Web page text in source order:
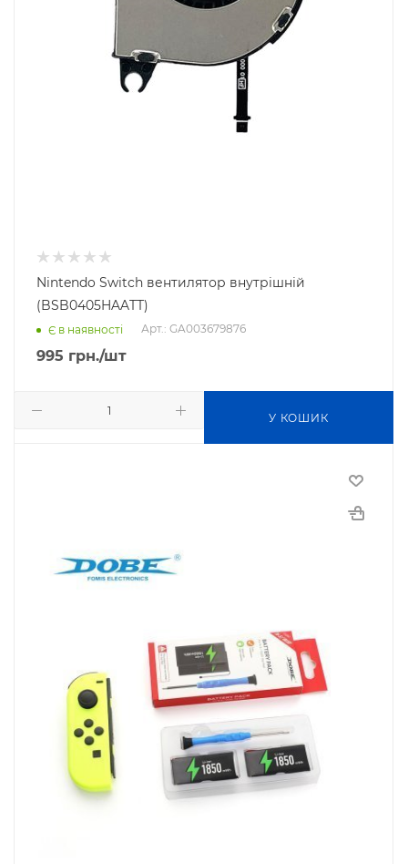
Nintendo Switch вентилятор внутрішній
(BSB0405HAATT)
Є в наявності Арт.: GA003679876
995 грн./шт
У КОШИК